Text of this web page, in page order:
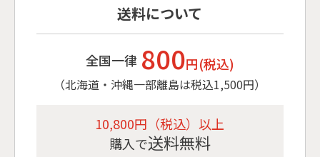
送料について
全国一律 800円(税込)
（北海道・沖縄一部離島は税込1,500円）
10,800円（税込）以上
購入で送料無料